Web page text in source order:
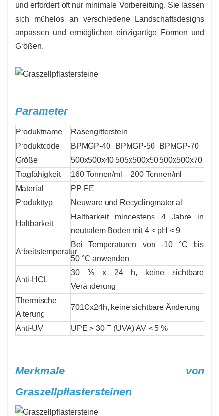
und erfordert oft nur minimale Vorbereitung. Sie lassen
sich mühelos an verschiedene Landschaftsdesigns
anpassen und ermöglichen einzigartige Formen und
Größen.
Parameter
Produktname
Rasengitterstein
Produktcode
BPMGP-40 BPMGP-50
BPMGP-70
Größe
500x500x40505x500x50500x500x70
Tragfähigkeit
160 Tonnen/ml – 200 Tonnen/ml
Material
PP PE
Produkttyp
Neuware und Recyclingmaterial
Haltbarkeit
Haltbarkeit mindestens 4 Jahre in
neutralem Boden mit 4 < pH < 9
Arbeitstemperatur
Bei Temperaturen von -10 °C bis
50 °C anwenden
Anti-HCL
30 % x 24 h, keine sichtbare
Veränderung
Thermische
Alterung
701Cx24h, keine sichtbare Änderung
Anti-UV UPE > 30 T (UVA) AV < 5 %
Merkmale von
Graszellpflastersteinen